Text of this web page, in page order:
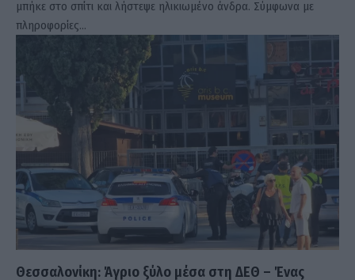
μπήκε στο σπίτι και λήστεψε ηλικιωμένο άνδρα. Σύμφωνα με
πληροφορίες…
Θεσσαλονίκη: Άγριο ξύλο μέσα στη ΔΕΘ – Ένας